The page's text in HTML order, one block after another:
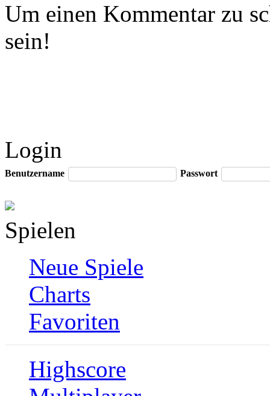
Um einen Kommentar zu
sein!
Login
Benutzername Passwort
Spielen
Neue Spiele
Charts
Favoriten
Highscore